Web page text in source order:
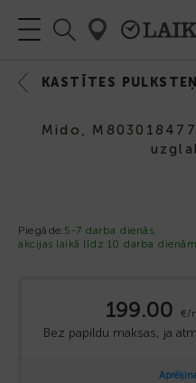
KASTĪTES
Mido,
Piegāde:5-7 darba dienās,
akcijas laikā līdz 10 darba dienām